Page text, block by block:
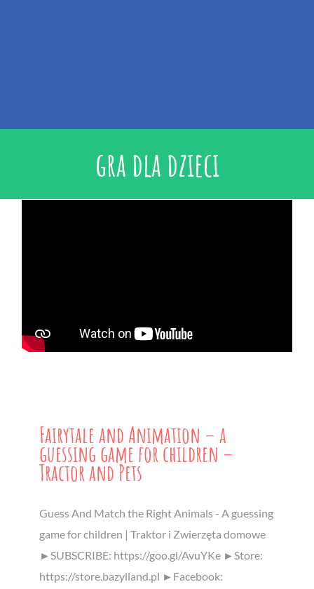
gra dla dzieci
Fairytale and Animation – a
guessing game for children –
Tractor and Pets
Guess And Match the Right Animals - A guessing
game for children | Traktor i Zwierzęta domowe
►SUBSCRIBE: https://goo.gl/AvuYKe ►Store:
https://store.bazylland.pl ►Facebook: